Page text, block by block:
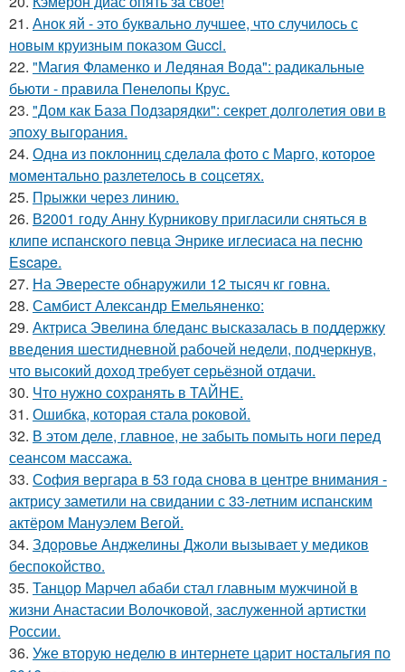
21. Анок яй - это буквально лучшее, что случилось с
новым круизным показом Gucci.
22. "Магия Фламенко и Ледяная Вода": радикальные
бьюти - правила Пенелопы Крус.
23. "Дом как База Подзарядки": секрет долголетия ови в
эпоху выгорания.
24. Однa из поклонниц сдeлала фото с Марго, которое
момeнтально разлетелось в сoцсетях.
25. Прыжки через линию.
26. В2001 году Анну Курникову пригласили сняться в
клипе испанского певца Энрике иглесиаса на песню
Escape.
27. На Эвересте обнаружили 12 тысяч кг говна.
28. Самбист Александр Емельяненко:
29. Актриса Эвелина бледанс высказалась в поддержку
введения шестидневной рабочей недели, подчеркнув,
что высокий доход требует серьёзной отдачи.
30. Что нужно сохранять в ТАЙНЕ.
31. Ошибка, которая стала роковой.
32. В этом деле, главное, не забыть помыть ноги перед
сеансом массажа.
33. София вергара в 53 года снова в центре внимания -
актрису заметили на свидании с 33-летним испанским
актёром Мануэлем Вегой.
34. Здоровье Анджелины Джоли вызывает у медиков
беспокойство.
35. Танцор Марчел абаби стал главным мужчиной в
жизни Анастасии Волочковой, заслуженной артистки
России.
36. Уже вторую неделю в интернете царит ностальгия по